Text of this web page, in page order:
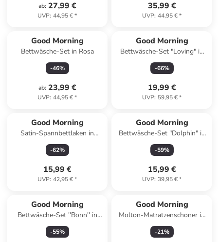
ab: 27,99 €
UVP: 44,95 €*
35,99 €
UVP: 44,95 €*
Good Morning
Bettwäsche-Set in Rosa
-46%
ab: 23,99 €
UVP: 44,95 €*
Good Morning
Bettwäsche-Set "Loving" in
Grün
-66%
19,99 €
UVP: 59,95 €*
Good Morning
Satin-Spannbettlaken in
Petrol
-62%
15,99 €
UVP: 42,95 €*
Good Morning
Bettwäsche-Set "Dolphin" in
Bunt
-59%
15,99 €
UVP: 39,95 €*
Good Morning
Bettwäsche-Set ''Bonn'' in
Schwarz/ Hellbraun
-55%
Good Morning
Molton-Matratzenschoner in
Weiß
-21%